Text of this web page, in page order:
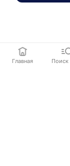
Главная Поиск